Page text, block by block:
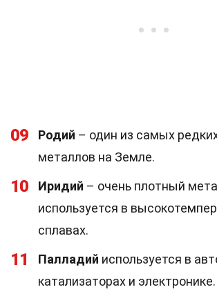
09 Родий – один из самых
металлов на Земле.
10 Иридий – очень плотный
используется в
сплавах.
11 Палладий используется в
катализаторах и электронике.